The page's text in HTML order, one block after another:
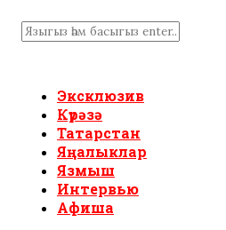
Эксклюзив
Күрәзә
Татарстан
Яңалыклар
Язмыш
Интервью
Афиша